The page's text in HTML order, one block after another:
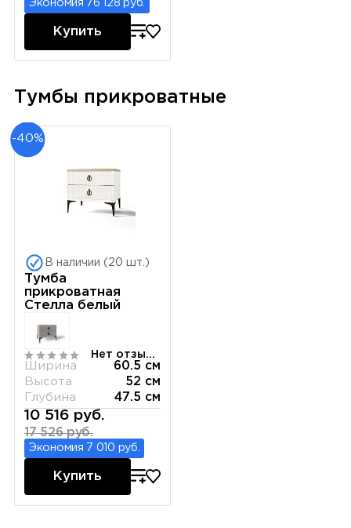
Экономия 76 128 руб.
Купить
Тумбы прикроватные
-40%
В наличии (20 шт.)
Тумба
прикроватная
Стелла белый
Нет отзывов
Ширина
60.5 см
Высота
52 см
Глубина
47.5 см
10 516 руб.
17 526 руб.
Экономия 7 010 руб.
Купить